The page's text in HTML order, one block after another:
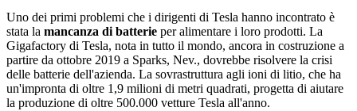
Uno dei primi problemi che i dirigenti di Tesla hanno incontrato è
stata la mancanza di batterie per alimentare i loro prodotti. La
Gigafactory di Tesla, nota in tutto il mondo, ancora in costruzione a
partire da ottobre 2019 a Sparks, Nev., dovrebbe risolvere la crisi
delle batterie dell'azienda. La sovrastruttura agli ioni di litio, che ha
un'impronta di oltre 1,9 milioni di metri quadrati, progetta di aiutare
la produzione di oltre 500.000 vetture Tesla all'anno.